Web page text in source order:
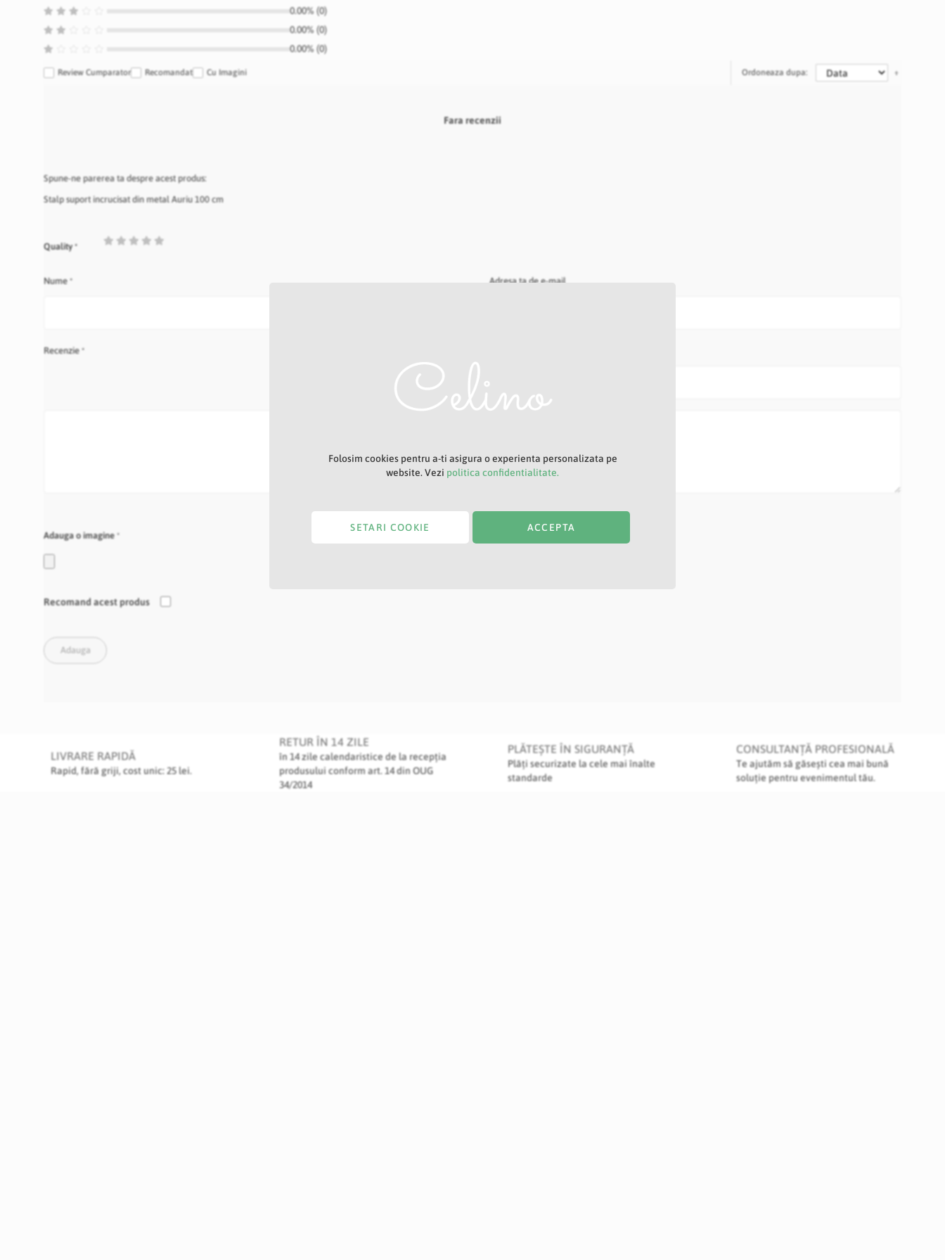
0.00% (0)
0.00% (0)
0.00% (0)
Review Cumparator Recomandat Cu Imagini Ordoneaza dupa:
Fara recenzii
Spune-ne parerea ta despre acest produs:
Stalp suport incrucisat din metal Auriu 100 cm
Quality
1
2
3
4
Nume Adresa ta de e-mail
Recenzie
Adauga o imagine
Recomand acest produs
Adauga
LIVRARE RAPIDĂ
Rapid, fără griji, cost unic: 25 lei.
RETUR ÎN 14 ZILE
în 14 zile calendaristice de la recepția
produsului conform art. 14 din OUG
34/2014
PLĂTEȘTE ÎN SIGURANȚĂ
Plăți securizate la cele mai înalte
standarde
CONSULTANȚĂ PROFESIONALĂ
Te ajutăm să găsești cea mai bună
soluție pentru evenimentul tău.
Folosim cookies pentru a-ti asigura o experienta personalizata pe
website. Vezi politica confidentialitate.
ACCEPTA
SETARI COOKIE